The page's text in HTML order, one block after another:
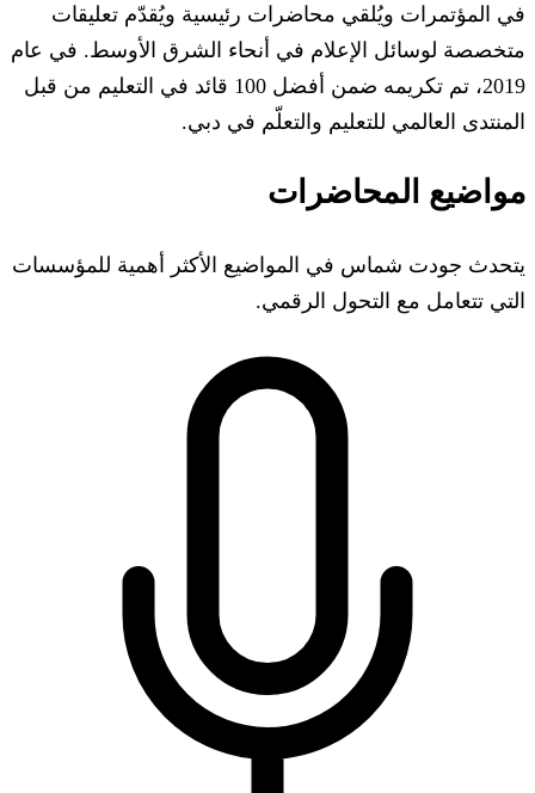
في المؤتمرات ويُلقي محاضرات رئيسية ويُقدّم تعليقات
متخصصة لوسائل الإعلام في أنحاء الشرق الأوسط. في عام
2019، تم تكريمه ضمن أفضل 100 قائد في التعليم من قبل
المنتدى العالمي للتعليم والتعلّم في دبي.
مواضيع المحاضرات
يتحدث جودت شماس في المواضيع الأكثر أهمية للمؤسسات
التي تتعامل مع التحول الرقمي.